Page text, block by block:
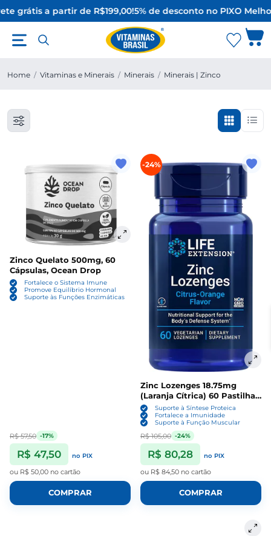
grátis a partir de R$199,00!5% de desconto no PIXO
Home / Vitaminas e Minerais / Minerais / Minerais | Zinco
Zinco Quelato 500mg, 60
Cápsulas, Ocean Drop
Fortalece o Sistema Imune
Promove Equilíbrio Hormonal
Suporte às Funções Enzimáticas
R$ 57,50 -17%
R$ 47,50 no PIX
ou R$ 50,00 no cartão
COMPRAR
-24%
Zinc Lozenges 18.75mg
(Laranja Cítrica) 60 Pastilhas,
Life Extension
Suporte à Síntese Proteica
Fortalece a Imunidade
Suporte à Função Muscular
R$ 105,00 -24%
R$ 80,28 no PIX
ou R$ 84,50 no cartão
COMPRAR